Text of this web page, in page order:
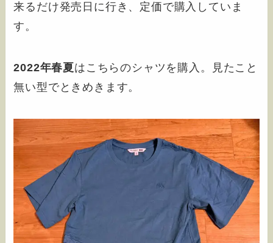
来るだけ発売日に行き、定価で購入していま
す。
2022年春夏 はこちらのシャツを購入。見たこと
無い型でときめきます。